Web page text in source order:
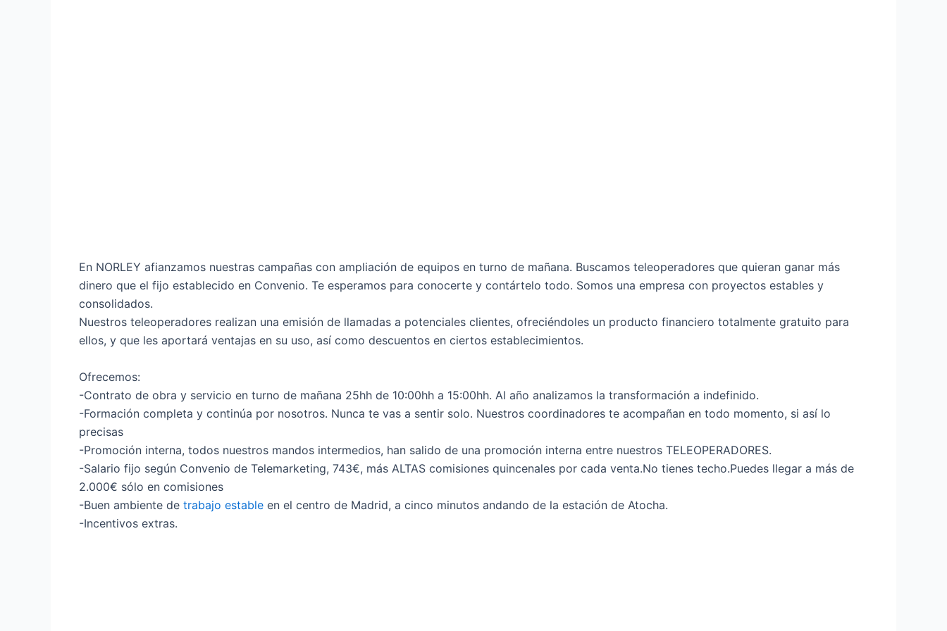
En NORLEY afianzamos nuestras campañas con ampliación de equipos en turno de mañana. Buscamos teleoperadores que quieran ganar más
dinero que el fijo establecido en Convenio. Te esperamos para conocerte y contártelo todo. Somos una empresa con proyectos estables y
consolidados.
Nuestros teleoperadores realizan una emisión de llamadas a potenciales clientes, ofreciéndoles un producto financiero totalmente gratuito para
ellos, y que les aportará ventajas en su uso, así como descuentos en ciertos establecimientos.
Ofrecemos:
-Contrato de obra y servicio en turno de mañana 25hh de 10:00hh a 15:00hh. Al año analizamos la transformación a indefinido.
-Formación completa y continúa por nosotros. Nunca te vas a sentir solo. Nuestros coordinadores te acompañan en todo momento, si así lo
precisas
-Promoción interna, todos nuestros mandos intermedios, han salido de una promoción interna entre nuestros TELEOPERADORES.
-Salario fijo según Convenio de Telemarketing, 743€, más ALTAS comisiones quincenales por cada venta.No tienes techo.Puedes llegar a más de
2.000€ sólo en comisiones
-Buen ambiente de trabajo estable en el centro de Madrid, a cinco minutos andando de la estación de Atocha.
-Incentivos extras.